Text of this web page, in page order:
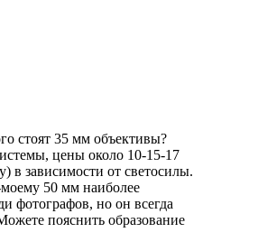
стоят 35 мм объективы?
цены около 10-15-17
в зависимости от светосилы.
50 мм наиболее
фотографов, но он всегда
пояснить образование